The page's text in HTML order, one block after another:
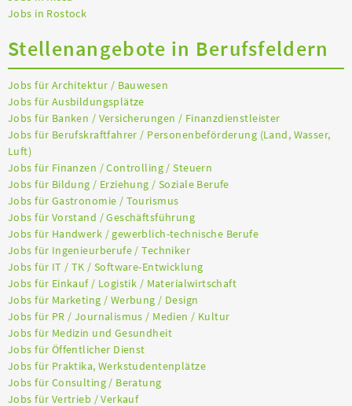
Jobs in Rostock
Stellenangebote in Berufsfeldern
Jobs für Architektur / Bauwesen
Jobs für Ausbildungsplätze
Jobs für Banken / Versicherungen / Finanzdienstleister
Jobs für Berufskraftfahrer / Personenbeförderung (Land, Wasser,
Luft)
Jobs für Finanzen / Controlling / Steuern
Jobs für Bildung / Erziehung / Soziale Berufe
Jobs für Gastronomie / Tourismus
Jobs für Vorstand / Geschäftsführung
Jobs für Handwerk / gewerblich-technische Berufe
Jobs für Ingenieurberufe / Techniker
Jobs für IT / TK / Software-Entwicklung
Jobs für Einkauf / Logistik / Materialwirtschaft
Jobs für Marketing / Werbung / Design
Jobs für PR / Journalismus / Medien / Kultur
Jobs für Medizin und Gesundheit
Jobs für Öffentlicher Dienst
Jobs für Praktika, Werkstudentenplätze
Jobs für Consulting / Beratung
Jobs für Vertrieb / Verkauf